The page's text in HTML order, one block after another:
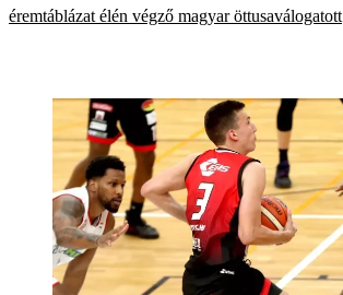
éremtáblázat élén végző magyar öttusaválogatott